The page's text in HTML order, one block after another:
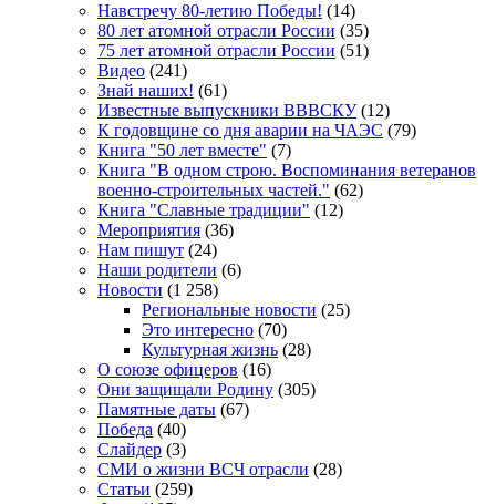
Навстречу 80-летию Победы! (14)
80 лет атомной отрасли России (35)
75 лет атомной отрасли России (51)
Видео (241)
Знай наших! (61)
Известные выпускники ВВВСКУ(12)
К годовщине со дня аварии на ЧАЭС (79)
Книга "50 лет вместе" (7)
Книга "В одном строю. Воспоминания ветеранов
военно-строительных частей." (62)
Книга "Славные традиции" (12)
Мероприятия (36)
Нам пишут (24)
Наши родители (6)
Новости (1 258)
Региональные новости (25)
Это интересно (70)
Культурная жизнь (28)
О союзе офицеров (16)
Они защищали Родину (305)
Памятные даты (67)
Победа (40)
Слайдер (3)
СМИ о жизни ВСЧ отрасли (28)
Статьи (259)